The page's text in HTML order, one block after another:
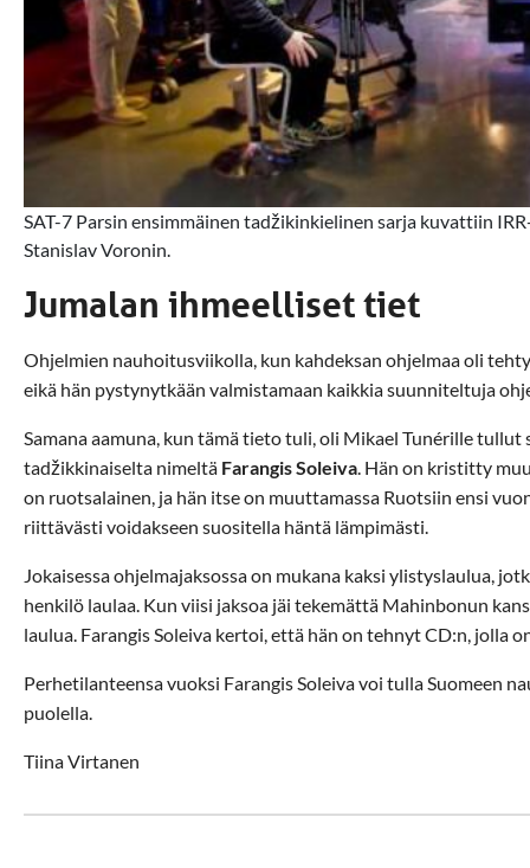
SAT-7 Parsin ensimmäinen tadžikinkielinen sarja kuvattiin
Stanislav Voronin.
Jumalan ihmeelliset tiet
Ohjelmien nauhoitusviikolla, kun kahdeksan ohjelmaa oli
eikä hän pystynytkään valmistamaan kaikkia suunniteltuja
Samana aamuna, kun tämä tieto tuli, oli Mikael Tunérille
tadžikkinaiselta nimeltä Farangis Soleiva. Hän on kristitty
on ruotsalainen, ja hän itse on muuttamassa Ruotsiin ensi
riittävästi voidakseen suositella häntä lämpimästi.
Jokaisessa ohjelmajaksossa on mukana kaksi ylistyslaulua,
henkilö laulaa. Kun viisi jaksoa jäi tekemättä Mahinbonun
laulua. Farangis Soleiva kertoi, että hän on tehnyt CD:n, jolla
Perhetilanteensa vuoksi Farangis Soleiva voi tulla Suomeen
puolella.
Tiina Virtanen